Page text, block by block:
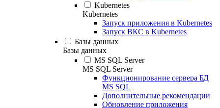
Kubernetes
Kubernetes
Запуск приложения в Kubernetes
Запуск ВКС в Kubernetes
Базы данных
Базы данных
MS SQL Server
MS SQL Server
Функционирование сервера БД
MS SQL
Дополнительные рекомендации
Обновление приложения